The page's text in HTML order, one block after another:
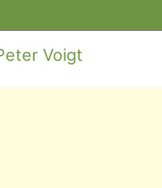
Voigt